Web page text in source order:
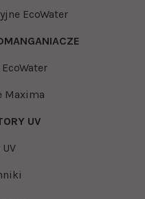
EcoWater
Maxima
UV